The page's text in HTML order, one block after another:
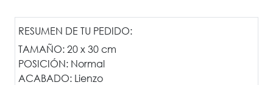
RESUMEN DE TU PEDIDO:
TAMAÑO: 20 x 30 cm
POSICIÓN: Normal
ACABADO: Lienzo